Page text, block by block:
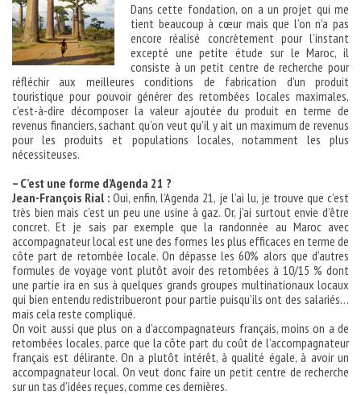
Dans cette fondation, on a un projet qui me
tient beaucoup à cœur mais que l’on n’a pas
encore réalisé concrètement pour l’instant
excepté une petite étude sur le Maroc, il
consiste à un petit centre de recherche pour
réfléchir aux meilleures conditions de fabrication d’un produit
touristique pour pouvoir générer des retombées locales maximales,
c’est-à-dire décomposer la valeur ajoutée du produit en terme de
revenus financiers, sachant qu’on veut qu’il y ait un maximum de revenus
pour les produits et populations locales, notamment les plus
nécessiteuses.
– C’est une forme d’Agenda 21 ?
Jean-François Rial :Oui, enfin, l’Agenda 21, je l’ai lu, je trouve que c’est
très bien mais c’est un peu une usine à gaz. Or, j’ai surtout envie d’être
concret. Et je sais par exemple que la randonnée au Maroc avec
accompagnateur local est une des formes les plus efficaces en terme de
côte part de retombée locale. On dépasse les 60% alors que d’autres
formules de voyage vont plutôt avoir des retombées à 10/15 % dont
une partie ira en sus à quelques grands groupes multinationaux locaux
qui bien entendu redistribueront pour partie puisqu’ils ont des salariés…
mais cela reste compliqué.
On voit aussi que plus on a d’accompagnateurs français, moins on a de
retombées locales, parce que la côte part du coût de l’accompagnateur
français est délirante. On a plutôt intérêt, à qualité égale, à avoir un
accompagnateur local. On veut donc faire un petit centre de recherche
sur un tas d’idées reçues, comme ces dernières.